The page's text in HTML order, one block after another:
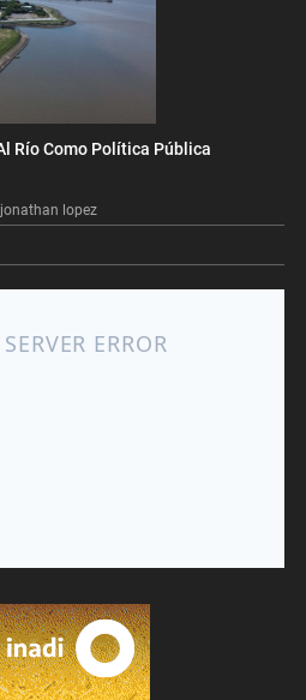
Río Como Política Pública
jonathan lopez